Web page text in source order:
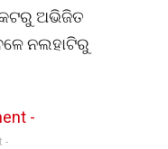
ଅଭିଜିତ
ନଲହାଟିରୁ
-